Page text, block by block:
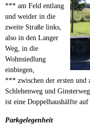
*** am Feld entlang
und weider in die
zweite Straße links,
also in den Langer
Weg, in die
Wohnsiedlung
einbiegen,
*** zwischen der ersten und
Schlehenweg und
ist eine Doppelhaushälfte
Parkgelegenheit